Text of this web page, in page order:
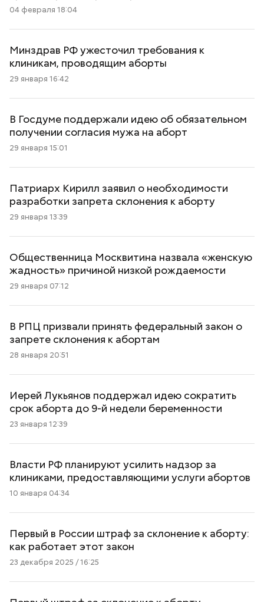
04 февраля 18:04
Минздрав РФ ужесточил требования к
клиникам, проводящим аборты
29 января 16:42
В Госдуме поддержали идею об обязательном
получении согласия мужа на аборт
29 января 15:01
Патриарх Кирилл заявил о необходимости
разработки запрета склонения к аборту
29 января 13:39
Общественница Москвитина назвала «женскую
жадность» причиной низкой рождаемости
29 января 07:12
В РПЦ призвали принять федеральный закон о
запрете склонения к абортам
28 января 20:51
Иерей Лукьянов поддержал идею сократить
срок аборта до 9-й недели беременности
23 января 12:39
Власти РФ планируют усилить надзор за
клиниками, предоставляющими услуги абортов
10 января 04:34
Первый в России штраф за склонение к аборту:
как работает этот закон
23 декабря 2025 / 16:25